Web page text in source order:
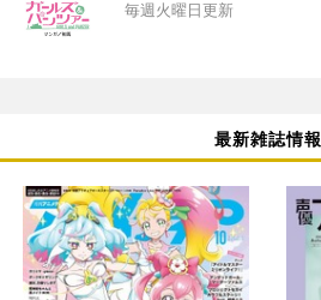
毎週火曜日更新
最新雑誌情報